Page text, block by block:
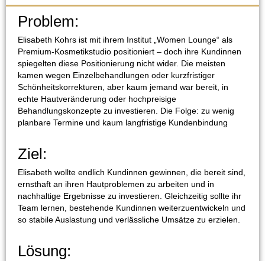
Problem:
Elisabeth Kohrs ist mit ihrem Institut „Women Lounge“ als
Premium-Kosmetikstudio positioniert – doch ihre Kundinnen
spiegelten diese Positionierung nicht wider. Die meisten
kamen wegen Einzelbehandlungen oder kurzfristiger
Schönheitskorrekturen, aber kaum jemand war bereit, in
echte Hautveränderung oder hochpreisige
Behandlungskonzepte zu investieren. Die Folge: zu wenig
planbare Termine und kaum langfristige Kundenbindung
Ziel:
Elisabeth wollte endlich Kundinnen gewinnen, die bereit sind,
ernsthaft an ihren Hautproblemen zu arbeiten und in
nachhaltige Ergebnisse zu investieren. Gleichzeitig sollte ihr
Team lernen, bestehende Kundinnen weiterzuentwickeln und
so stabile Auslastung und verlässliche Umsätze zu erzielen.
Lösung: